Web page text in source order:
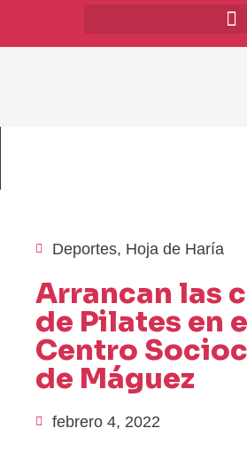
Deportes, Hoja de Haría
Arrancan las
de Pilates en
Centro
de Máguez
febrero 4, 2022